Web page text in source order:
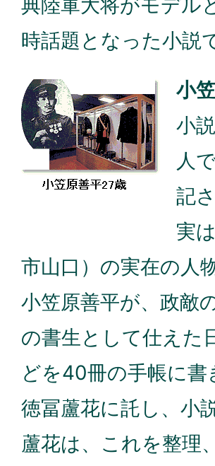
典陸軍大将がモデル
時話題となった小説
小
小
人
記
実
市山口）の実在の人
小笠原善平が、政敵
の書生として仕えた
どを40冊の手帳に
徳冨蘆花に託し、小
蘆花は、これを整理